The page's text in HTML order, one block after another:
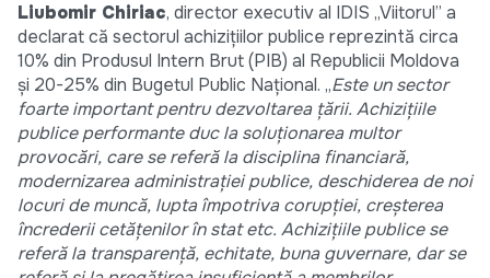
Liubomir Chiriac, director executiv al IDIS „Viitorul” a
declarat că sectorul achizițiilor publice reprezintă circa
10% din Produsul Intern Brut (PIB) al Republicii Moldova
și 20-25% din Bugetul Public Național. „Este un sector
foarte important pentru dezvoltarea țării. Achizițiile
publice performante duc la soluționarea multor
provocări, care se referă la disciplina financiară,
modernizarea administrației publice, deschiderea de noi
locuri de muncă, lupta împotriva corupției, creșterea
încrederii cetățenilor în stat etc. Achizițiile publice se
referă la transparență, echitate, buna guvernare, dar se